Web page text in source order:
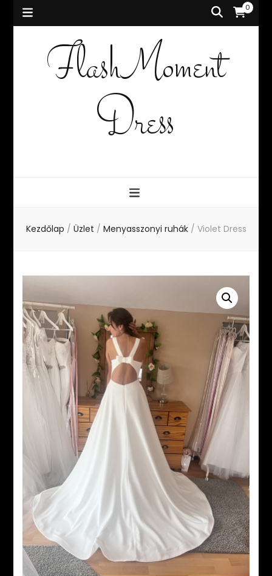
0
FlashMoment
Dress
Kezdőlap / Üzlet / Menyasszonyi ruhák / Violet Dress